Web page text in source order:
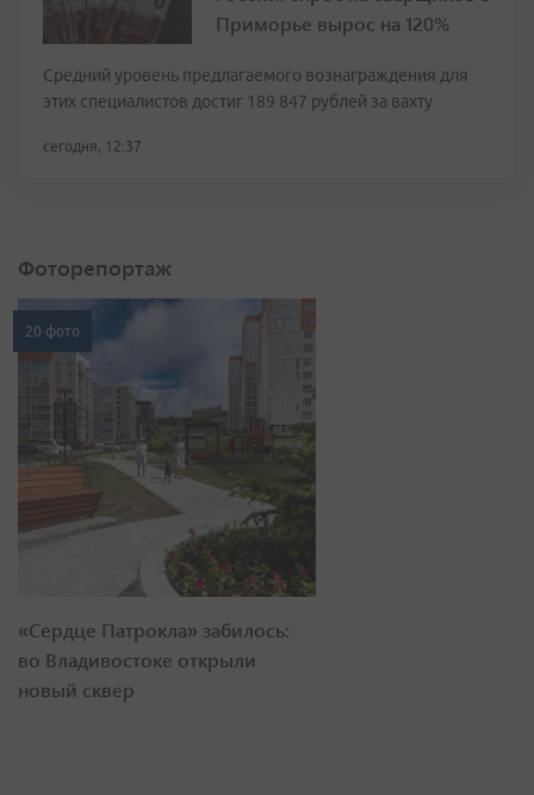
Приморье вырос на 120%
Средний уровень предлагаемого вознаграждения для
этих специалистов достиг 189 847 рублей за вахту
сегодня, 12:37
Фоторепортаж
20 фото
«Сердце Патрокла» забилось:
во Владивостоке открыли
новый сквер